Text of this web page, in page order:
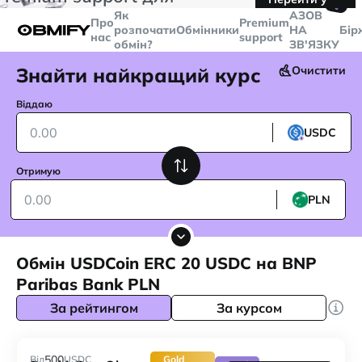
більше
Telegram
Про
нас
Як
розпочати
обмін?
ОбмінникиPremium
support
🤙
AЗОВ
НА
ЗВ'ЯЗКУ
Знайти найкращий курс Очистити
Віддаю
USDC
Отримую
PLN
Обмін USDCoin ERC 20 USDC на BNP
Paribas Bank PLN
За рейтингом За курсом
Gold
Від USDC